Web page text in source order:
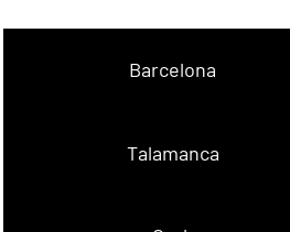
Barcelona
Talamanca